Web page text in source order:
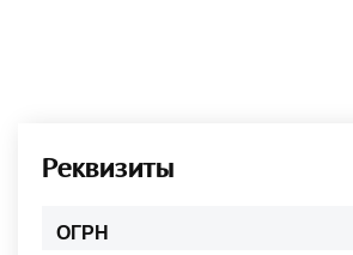
Реквизиты
ОГРН